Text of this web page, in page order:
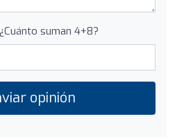
suman 4+8?
opinión